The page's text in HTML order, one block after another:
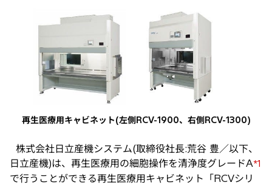
再生医療用キャビネット(左側RCV-1900、右側RCV-1300)
株式会社日立産機システム(取締役社長:荒谷 豊／以下、
日立産機)は、再生医療用の細胞操作を清浄度グレードA*1
で行うことができる再生医療用キャビネット「RCVシリ